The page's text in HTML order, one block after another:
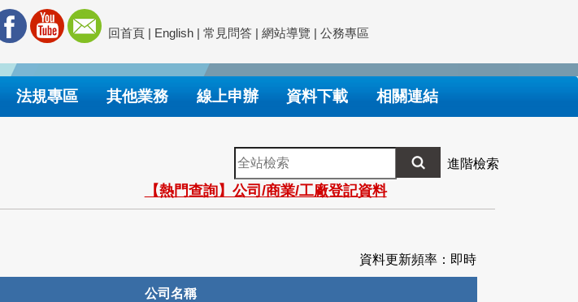
回首頁 | English | 常見問答 | 網站導覽 | 公務專區
法規專區 其他業務 線上申辦 資料下載 相關連結
全
站
檢
索
進階檢索
【熱門查詢】公司/商業/工廠登記資料
資料更新頻率：即時
公司名稱